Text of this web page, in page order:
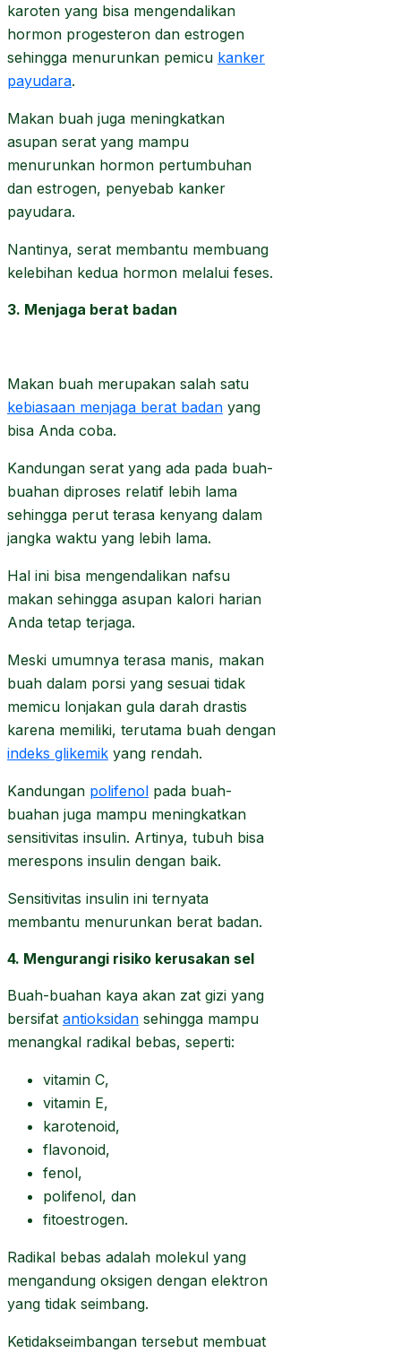
karoten yang bisa mengendalikan
hormon progesteron dan estrogen
sehingga menurunkan pemicu kanker
payudara.
Makan buah juga meningkatkan
asupan serat yang mampu
menurunkan hormon pertumbuhan
dan estrogen, penyebab kanker
payudara.
Nantinya, serat membantu membuang
kelebihan kedua hormon melalui feses.
3. Menjaga berat badan
Makan buah merupakan salah satu
kebiasaan menjaga berat badan yang
bisa Anda coba.
Kandungan serat yang ada pada buah-
buahan diproses relatif lebih lama
sehingga perut terasa kenyang dalam
jangka waktu yang lebih lama.
Hal ini bisa mengendalikan nafsu
makan sehingga asupan kalori harian
Anda tetap terjaga.
Meski umumnya terasa manis, makan
buah dalam porsi yang sesuai tidak
memicu lonjakan gula darah drastis
karena memiliki, terutama buah dengan
indeks glikemik yang rendah.
Kandungan polifenol pada buah-
buahan juga mampu meningkatkan
sensitivitas insulin. Artinya, tubuh bisa
merespons insulin dengan baik.
Sensitivitas insulin ini ternyata
membantu menurunkan berat badan.
4. Mengurangi risiko kerusakan sel
Buah-buahan kaya akan zat gizi yang
bersifat antioksidan sehingga mampu
menangkal radikal bebas, seperti:
vitamin C,
vitamin E,
karotenoid,
flavonoid,
fenol,
polifenol, dan
fitoestrogen.
Radikal bebas adalah molekul yang
mengandung oksigen dengan elektron
yang tidak seimbang.
Ketidakseimbangan tersebut membuat